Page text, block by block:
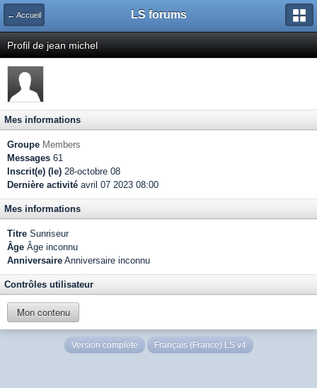
← Accueil LS forums
Profil de jean michel
Mes informations
Groupe Members
Messages 61
Inscrit(e) (le) 28-octobre 08
Dernière activité avril 07 2023 08:00
Mes informations
Titre Sunriseur
Âge Âge inconnu
Anniversaire Anniversaire inconnu
Contrôles utilisateur
Mon contenu
Version complète Français (France) LS v4